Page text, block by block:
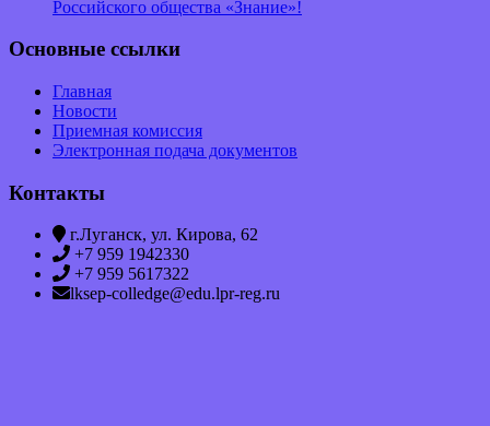
Российского общества «Знание»!
Основные ссылки
Главная
Новости
Приемная комиссия
Электронная подача документов
Контакты
г.Луганск, ул. Кирова, 62
+7 959 1942330
+7 959 5617322
lksep-colledge@edu.lpr-reg.ru